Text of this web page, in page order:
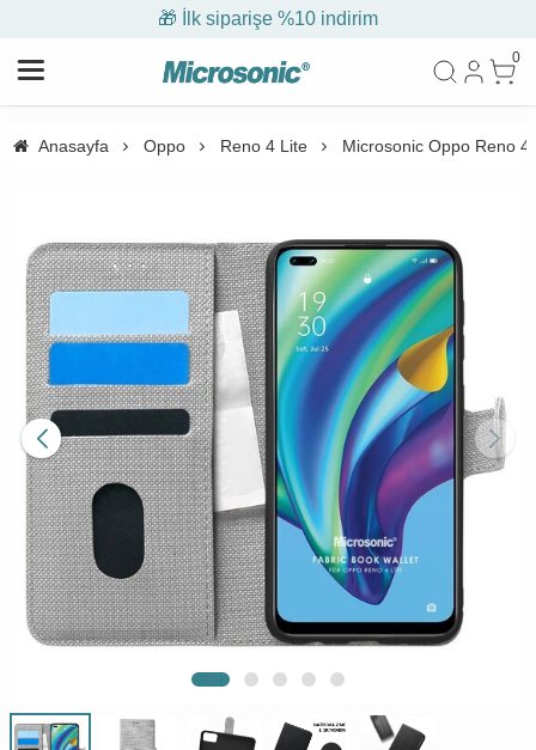
🎁 İlk siparişe %10 indirim
0
Anasayfa Oppo Reno 4 Lite Microsonic Oppo Reno 4